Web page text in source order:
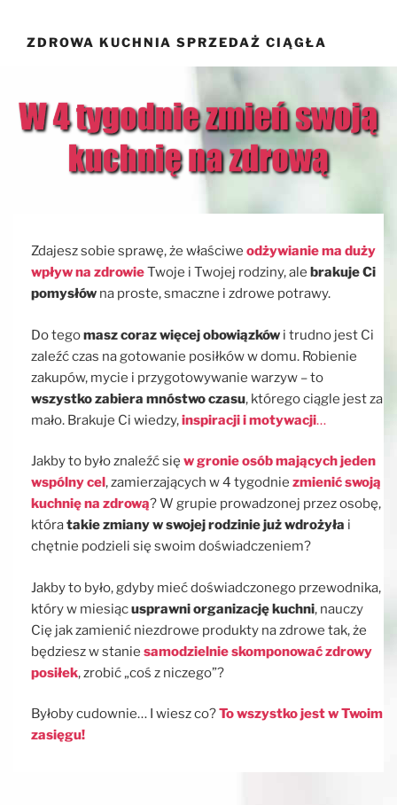
treści
ZDROWA KUCHNIA SPRZEDAŻ CIĄGŁA
Zdajesz sobie sprawę, że właściwe odżywianie ma duży
wpływ na zdrowieTwoje i Twojej rodziny, ale brakuje Ci
pomysłów na proste, smaczne i zdrowe potrawy.
Do tegomasz coraz więcej obowiązków i trudno jest Ci
zaleźć czas na gotowanie posiłków w domu. Robienie
zakupów, mycie i przygotowywanie warzyw – to
wszystko zabiera mnóstwo czasu, którego ciągle jest za
mało. Brakuje Ci wiedzy,inspiracji i motywacji…
Jakby to było znaleźć się w gronie osób mających jeden
wspólny cel , zamierzających w 4 tygodnie zmienić swoją
kuchnię na zdrową? W grupie prowadzonej przez osobę,
któratakie zmiany w swojej rodzinie już wdrożyła i
chętnie podzieli się swoim doświadczeniem?
Jakby to było, gdyby mieć doświadczonego przewodnika,
który w miesiącusprawni organizację kuchni, nauczy
Cię jak zamienić niezdrowe produkty na zdrowe tak, że
będziesz w stanie samodzielnie skomponować zdrowy
posiłek, zrobić „coś z niczego”?
Byłoby cudownie… I wiesz co?To wszystko jest w Twoim
zasięgu!